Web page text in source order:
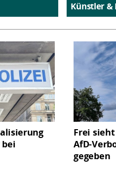
Künstler &
Frei
AfD-
gegeben